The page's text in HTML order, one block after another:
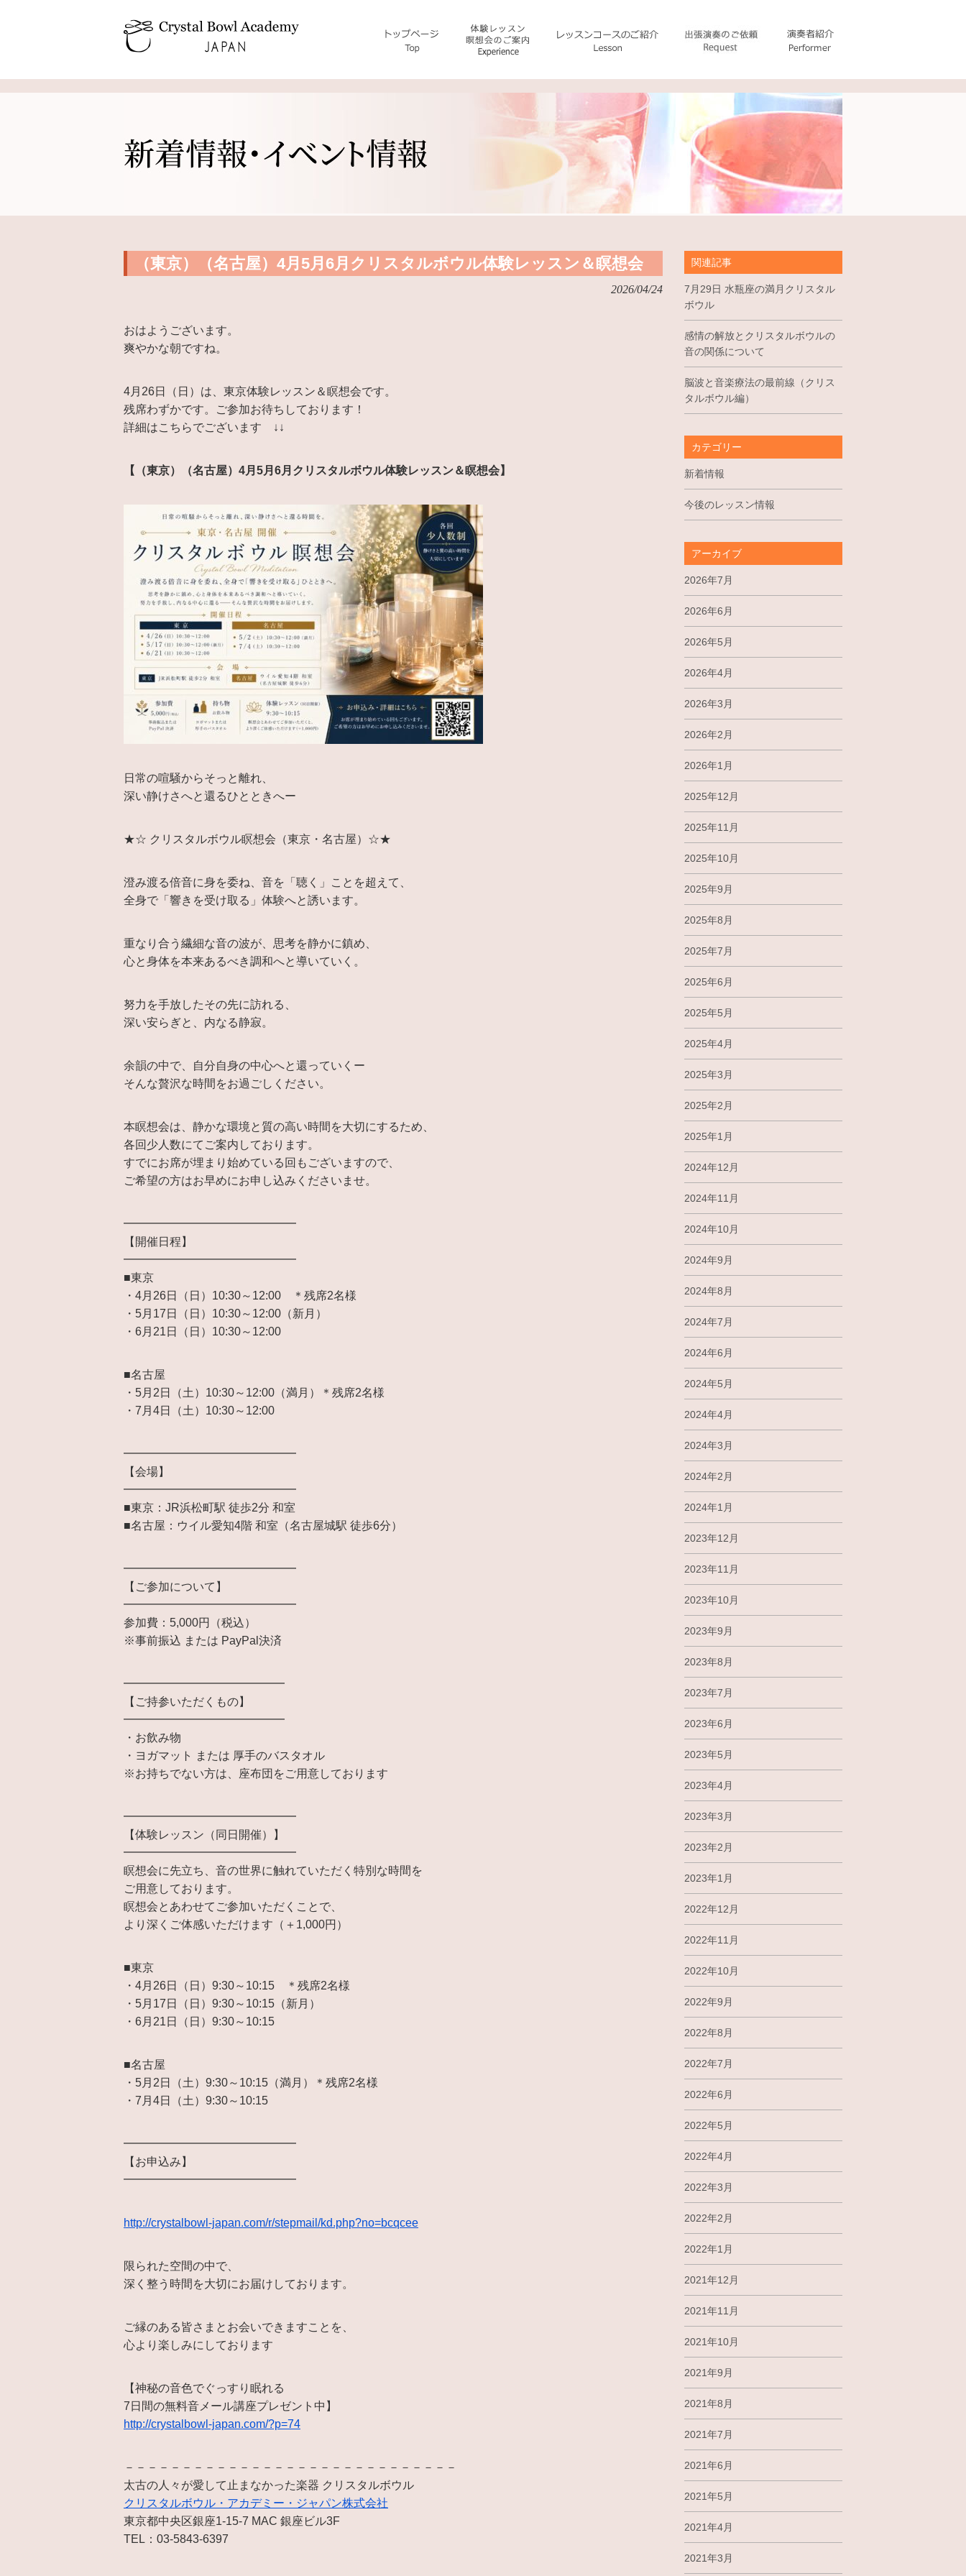
（東京）（名古屋）4月5月6月クリスタルボウル体験レッスン＆瞑想会
2026/04/24
おはようございます。
爽やかな朝ですね。
4月26日（日）は、東京体験レッスン＆瞑想会です。
残席わずかです。ご参加お待ちしております！
詳細はこちらでございます ↓↓
【（東京）（名古屋）4月5月6月クリスタルボウル体験レッスン＆瞑想会】
日常の喧騒からそっと離れ、
深い静けさへと還るひとときへー
★☆ クリスタルボウル瞑想会（東京・名古屋）☆★
澄み渡る倍音に身を委ね、音を「聴く」ことを超えて、
全身で「響きを受け取る」体験へと誘います。
重なり合う繊細な音の波が、思考を静かに鎮め、
心と身体を本来あるべき調和へと導いていく。
努力を手放したその先に訪れる、
深い安らぎと、内なる静寂。
余韻の中で、自分自身の中心へと還っていくー
そんな贅沢な時間をお過ごしください。
本瞑想会は、静かな環境と質の高い時間を大切にするため、
各回少人数にてご案内しております。
すでにお席が埋まり始めている回もございますので、
ご希望の方はお早めにお申し込みくださいませ。
━━━━━━━━━━━━━━━
【開催日程】
━━━━━━━━━━━━━━━
■東京
・4月26日（日）10:30～12:00 ＊残席2名様
・5月17日（日）10:30～12:00（新月）
・6月21日（日）10:30～12:00
■名古屋
・5月2日（土）10:30～12:00（満月）＊残席2名様
・7月4日（土）10:30～12:00
━━━━━━━━━━━━━━━
【会場】
━━━━━━━━━━━━━━━
■東京：JR浜松町駅 徒歩2分 和室
■名古屋：ウイル愛知4階 和室（名古屋城駅 徒歩6分）
━━━━━━━━━━━━━━━
【ご参加について】
━━━━━━━━━━━━━━━
参加費：5,000円（税込）
※事前振込 または PayPal決済
━━━━━━━━━━━━━━
【ご持参いただくもの】
━━━━━━━━━━━━━━
・お飲み物
・ヨガマット または 厚手のバスタオル
※お持ちでない方は、座布団をご用意しております
━━━━━━━━━━━━━━━
【体験レッスン（同日開催）】
━━━━━━━━━━━━━━━
瞑想会に先立ち、音の世界に触れていただく特別な時間を
ご用意しております。
瞑想会とあわせてご参加いただくことで、
より深くご体感いただけます（＋1,000円）
■東京
・4月26日（日）9:30～10:15 ＊残席2名様
・5月17日（日）9:30～10:15（新月）
・6月21日（日）9:30～10:15
■名古屋
・5月2日（土）9:30～10:15（満月）＊残席2名様
・7月4日（土）9:30～10:15
━━━━━━━━━━━━━━━
【お申込み】
━━━━━━━━━━━━━━━
http://crystalbowl-japan.com/r/stepmail/kd.php?no=bcqcee
限られた空間の中で、
深く整う時間を大切にお届けしております。
ご縁のある皆さまとお会いできますことを、
心より楽しみにしております
【神秘の音色でぐっすり眠れる
7日間の無料音メール講座プレゼント中】
http://crystalbowl-japan.com/?p=74
－－－－－－－－－－－－－－－－－－－－－－－－－－－－－
太古の人々が愛して止まなかった楽器 クリスタルボウル
クリスタルボウル・アカデミー・ジャパン株式会社
東京都中央区銀座1-15-7 MAC 銀座ビル3F
TEL：03-5843-6397
関連記事
7月29日 水瓶座の満月クリスタル
ボウル
感情の解放とクリスタルボウルの
音の関係について
脳波と音楽療法の最前線（クリス
タルボウル編）
カテゴリー
新着情報
今後のレッスン情報
アーカイブ
2026年7月
2026年6月
2026年5月
2026年4月
2026年3月
2026年2月
2026年1月
2025年12月
2025年11月
2025年10月
2025年9月
2025年8月
2025年7月
2025年6月
2025年5月
2025年4月
2025年3月
2025年2月
2025年1月
2024年12月
2024年11月
2024年10月
2024年9月
2024年8月
2024年7月
2024年6月
2024年5月
2024年4月
2024年3月
2024年2月
2024年1月
2023年12月
2023年11月
2023年10月
2023年9月
2023年8月
2023年7月
2023年6月
2023年5月
2023年4月
2023年3月
2023年2月
2023年1月
2022年12月
2022年11月
2022年10月
2022年9月
2022年8月
2022年7月
2022年6月
2022年5月
2022年4月
2022年3月
2022年2月
2022年1月
2021年12月
2021年11月
2021年10月
2021年9月
2021年8月
2021年7月
2021年6月
2021年5月
2021年4月
2021年3月